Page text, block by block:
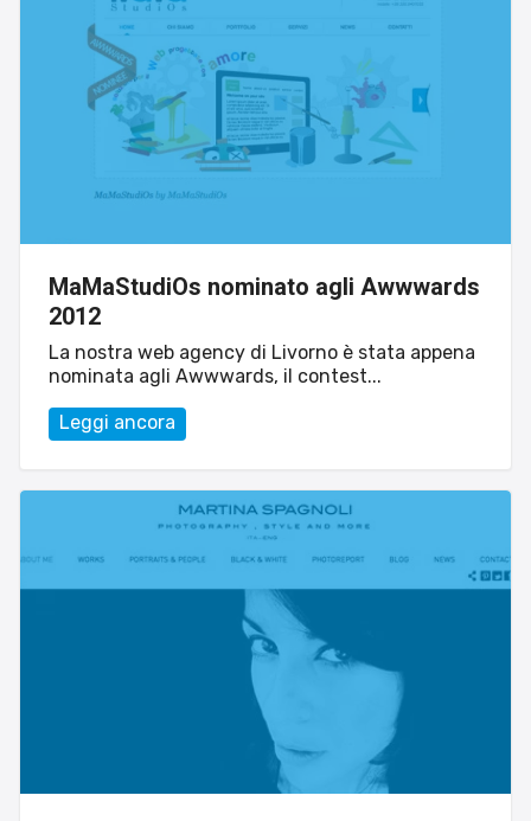
MaMaStudiOs nominato agli Awwwards
2012
La nostra web agency di Livorno è stata appena
nominata agli Awwwards, il contest...
Leggi ancora